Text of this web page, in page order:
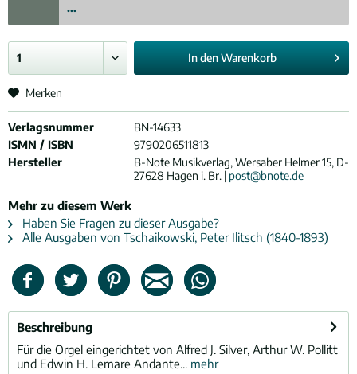
...
In denWarenkorb
Merken
Verlagsnummer
BN-14633
ISMN / ISBN
9790206511813
Hersteller
B-Note Musikverlag, Wersaber Helmer 15, D-
27628 Hagen i. Br. | post@bnote.de
Mehr zu diesem Werk
Haben Sie Fragen zu dieser Ausgabe?
Alle Ausgaben von Tschaikowski, Peter Ilitsch (1840-1893)
Beschreibung
Für die Orgel eingerichtet von Alfred J. Silver, Arthur W. Pollitt
und Edwin H. Lemare Andante... mehr